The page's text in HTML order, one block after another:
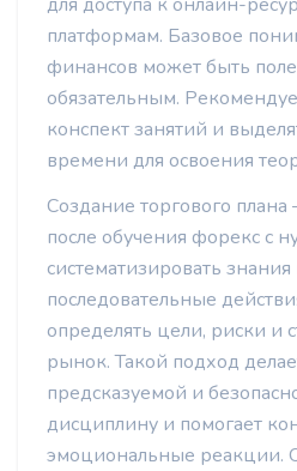
платформам. Базовое
финансов может быть
обязательным.
конспект занятий и
времени для освоения
Создание торгового плана
после обучения форекс с
систематизировать
последовательные
определять цели, риски и
рынок. Такой подход
предсказуемой и
дисциплину и помогает
эмоциональные реакции.